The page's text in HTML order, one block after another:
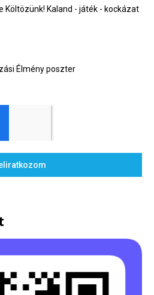
Költözünk! Kaland - játék - kockázat
Élmény poszter